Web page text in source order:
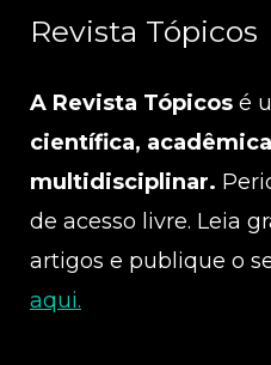
Revista Tópicos
A Revista Tópicos é
científica,
multidisciplinar.
de acesso livre. Leia
artigos e publique o
aqui.